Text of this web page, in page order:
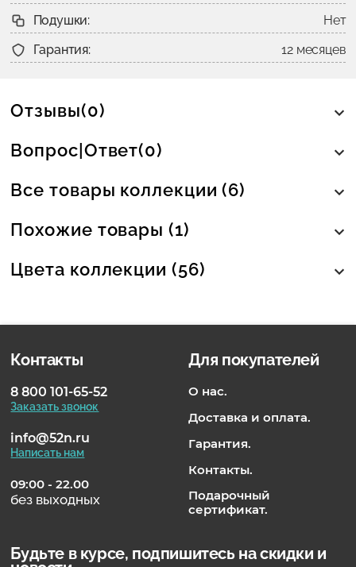
Подушки:
Нет
Гарантия:
12 месяцев
Отзывы(0)
Вопрос|Ответ(0)
Все товары коллекции (6)
Похожие товары (1)
Цвета коллекции (56)
Контакты
8 800 101-65-52
Заказать звонок
info@52n.ru
Написать нам
09:00 - 22.00
без выходных
Для покупателей
О нас.
Доставка и оплата.
Гарантия.
Контакты.
Подарочный
сертификат.
Будьте в курсе, подпишитесь на скидки и